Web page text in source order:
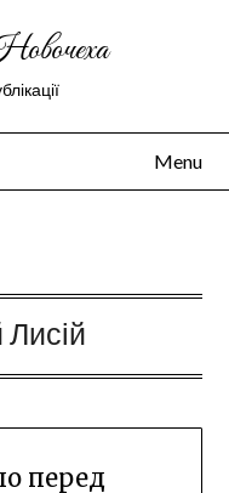
Menu
Лисій
перед